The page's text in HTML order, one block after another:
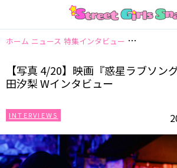
ホーム ニュース 特集インタビュー 【写真 4/20
【写真 4/20】映画『惑星ラブソン
田汐梨 Wインタビュー
INTERVIEWS